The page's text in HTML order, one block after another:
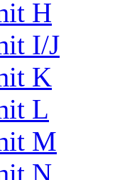
H
I/J
K
L
M
N